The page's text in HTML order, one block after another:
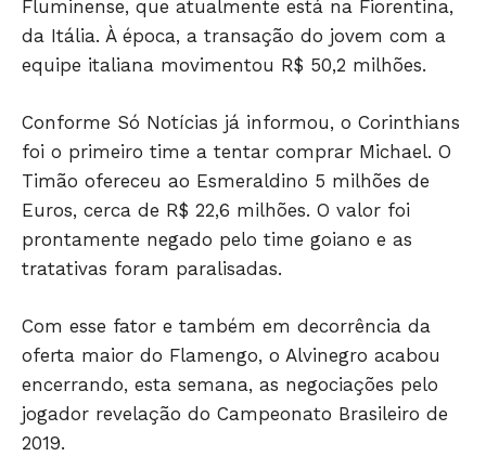
AGRONOTÍCIAS
Fluminense, que atualmente está na Fiorentina,
da Itália. À época, a transação do jovem com a
equipe italiana movimentou R$ 50,2 milhões.
Conforme Só Notícias já informou, o Corinthians
foi o primeiro time a tentar comprar Michael. O
Timão ofereceu ao Esmeraldino 5 milhões de
Euros, cerca de R$ 22,6 milhões. O valor foi
prontamente negado pelo time goiano e as
tratativas foram paralisadas.
Com esse fator e também em decorrência da
oferta maior do Flamengo, o Alvinegro acabou
encerrando, esta semana, as negociações pelo
jogador revelação do Campeonato Brasileiro de
2019.